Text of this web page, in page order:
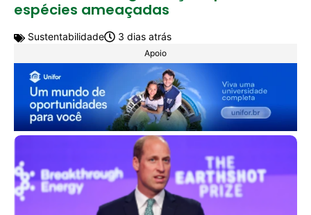
espécies ameaçadas
Sustentabilidade 3 dias atrás
Apoio